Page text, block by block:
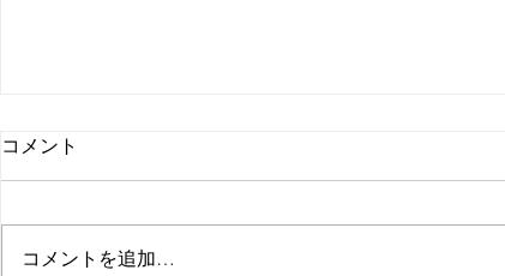
コメント
コメントを追加…